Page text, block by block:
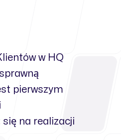
w HQ
pierwszym
na realizacji